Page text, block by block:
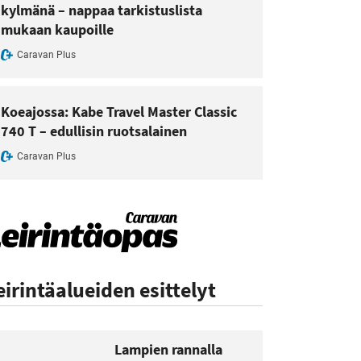
kylmänä – nappaa tarkistuslista
mukaan kaupoille
Caravan Plus
Koeajossa: Kabe Travel Master Classic
740 T – edullisin ruotsalainen
Caravan Plus
esittelyt
Lampien rannalla